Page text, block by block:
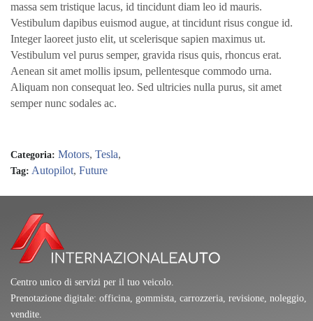
massa sem tristique lacus, id tincidunt diam leo id mauris.
Vestibulum dapibus euismod augue, at tincidunt risus congue id.
Integer laoreet justo elit, ut scelerisque sapien maximus ut.
Vestibulum vel purus semper, gravida risus quis, rhoncus erat.
Aenean sit amet mollis ipsum, pellentesque commodo urna.
Aliquam non consequat leo. Sed ultricies nulla purus, sit amet
semper nunc sodales ac.
Categoria: Motors, Tesla,
Tag: Autopilot, Future
Centro unico di servizi per il tuo veicolo.
Prenotazione digitale: officina, gommista, carrozzeria, revisione, noleggio,
vendite.